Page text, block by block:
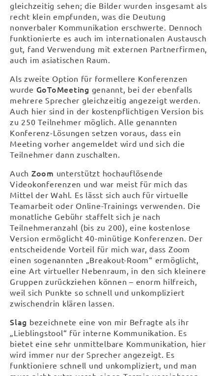
gleichzeitig sehen; die Bilder wurden insgesamt als
recht klein empfunden, was die Deutung
nonverbaler Kommunikation erschwerte. Dennoch
funktionierte es auch im internationalen Austausch
gut, fand Verwendung mit externen Partnerfirmen,
auch im asiatischen Raum.
Als zweite Option für formellere Konferenzen
wurde GoToMeeting genannt, bei der ebenfalls
mehrere Sprecher gleichzeitig angezeigt werden.
Auch hier sind in der kostenpflichtigen Version bis
zu 250 Teilnehmer möglich. Alle genannten
Konferenz-Lösungen setzen voraus, dass ein
Meeting vorher angemeldet wird und sich die
Teilnehmer dann zuschalten.
Auch Zoom unterstützt hochauflösende
Videokonferenzen und war meist für mich das
Mittel der Wahl. Es lässt sich auch für virtuelle
Teamarbeit oder Online-Trainings verwenden. Die
monatliche Gebühr staffelt sich je nach
Teilnehmeranzahl (bis zu 200), eine kostenlose
Version ermöglicht 40-minütige Konferenzen. Der
entscheidende Vorteil für mich war, dass Zoom
einen sogenannten „Breakout-Room“ ermöglicht,
eine Art virtueller Nebenraum, in den sich kleinere
Gruppen zurückziehen können – enorm hilfreich,
weil sich Punkte so schnell und unkompliziert
zwischendrin klären lassen.
Slag bezeichnete eine von mir Befragte als ihr
„Lieblingstool“ für interne Kommunikation. Es
bietet eine sehr unmittelbare Kommunikation, hier
wird immer nur der Sprecher angezeigt. Es
funktioniere schnell und unkompliziert, und man